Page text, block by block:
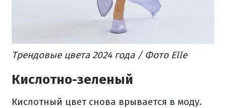
Трендовые цвета 2024 года / Фото Elle
Кислотно-зеленый
Кислотный цвет снова врывается в моду.